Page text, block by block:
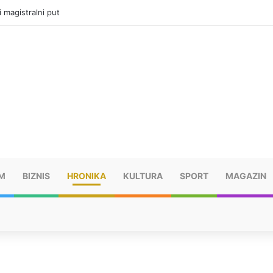
u selima kod Trebinja
BIZNIS HRONIKA KULTURA SPORT MAGAZIN